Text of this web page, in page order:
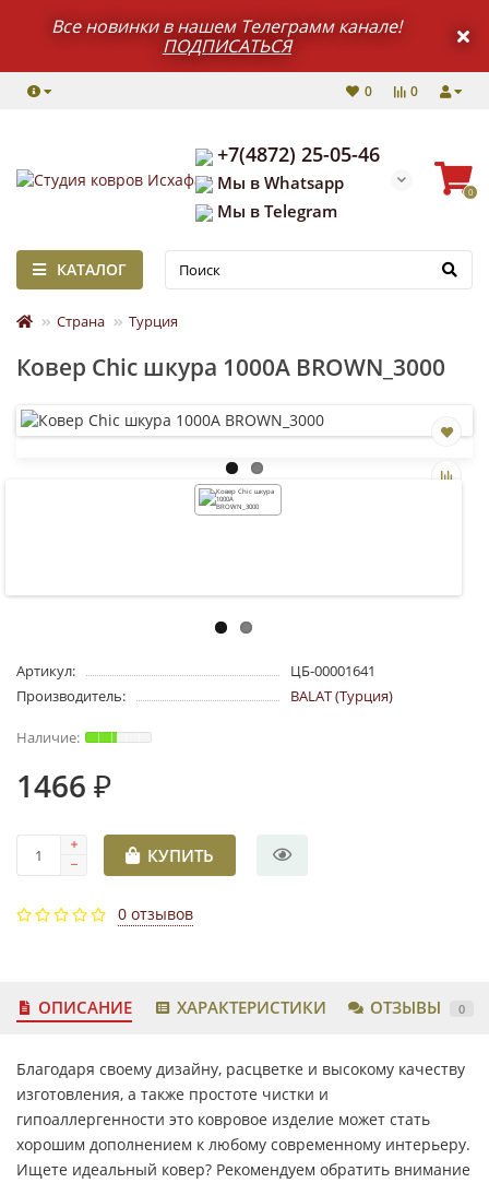
Все новинки в нашем Телеграмм канале!
ПОДПИСАТЬСЯ
0
0
+7(4872) 25-05-46
Мы в Whatsapp
Мы в Telegram
0
КАТАЛОГ
Страна Турция
Ковер Chic шкура 1000A BROWN_3000
Артикул:
ЦБ-00001641
Производитель:
BALAT (Турция)
1466 ₽
КУПИТЬ
0 отзывов
ОПИСАНИЕ ХАРАКТЕРИСТИКИ ОТЗЫВЫ 0
Благодаря своему дизайну, расцветке и высокому качеству
изготовления, а также простоте чистки и
гипоаллергенности это ковровое изделие может стать
хорошим дополнением к любому современному интерьеру.
Ищете идеальный ковер? Рекомендуем обратить внимание